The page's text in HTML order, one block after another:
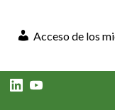
Acceso de los
LinkedIn
Youtube